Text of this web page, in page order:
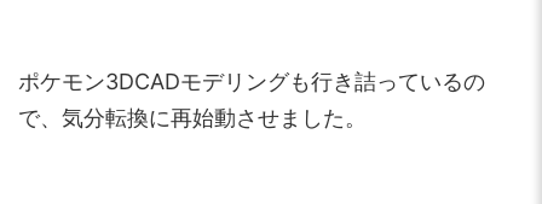
ポケモン3DCADモデリングも行き詰っているの
で、気分転換に再始動させました。